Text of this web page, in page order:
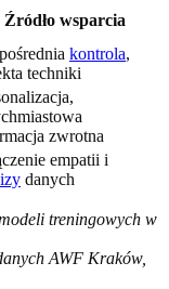
Źródło wsparcia
kontrola,
techniki
zwrotna
empatii i
danych
treningowych w
AWF Kraków,